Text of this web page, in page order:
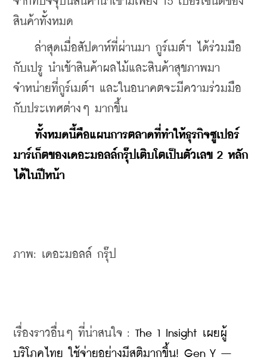
สินค้าทั้งหมด
ล่าสุดเมื่อสัปดาห์ที่ผ่านมา กูร์เมต์ฯ ได้ร่วมมือ
กับเปรู นำเข้าสินค้าผลไม้และสินค้าสุขภาพมา
จำหน่ายที่กูร์เมต์ฯ และในอนาคตจะมีความร่วมมือ
กับประเทศต่างๆ มากขึ้น
ทั้งหมดนี้คือแผนการตลาดที่ทำให้ธุรกิจซูเปอร์
มาร์เก็ตของเดอะมอลล์กรุ๊ปเติบโตเป็นตัวเลข 2 หลัก
ได้ในปีหน้า
ภาพ: เดอะมอลล์ กรุ๊ป
เรื่องราวอื่นๆ ที่น่าสนใจ : The 1 Insight เผยผู้
บริโภคไทย ใช้จ่ายอย่างมีสติมากขึ้น! Gen Y –